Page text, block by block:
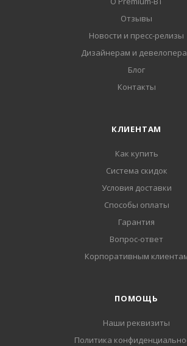
Отзывы
Новости и пресс-релизы
Дизайнерам и
Блог
Контакты
КЛИЕНТАМ
Как купить
Система скидок
Условия доставки
Способы оплаты
Гарантия
Вопрос-ответ
Корпоративным
ПОМОЩЬ
Наши реквизиты
Политика